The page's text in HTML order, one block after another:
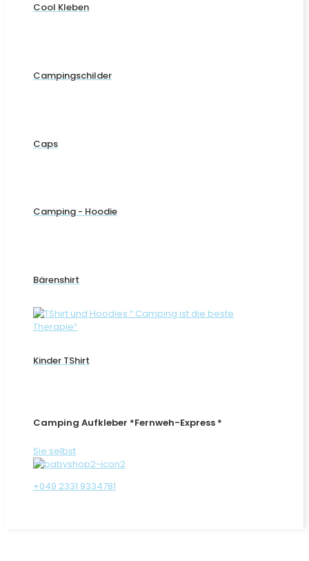
Cool Kleben
Campingschilder
Caps
Camping - Hoodie
Bärenshirt
Kinder TShirt
Camping Aufkleber *Fernweh-Express *
Sie selbst
+049 2331 9334781